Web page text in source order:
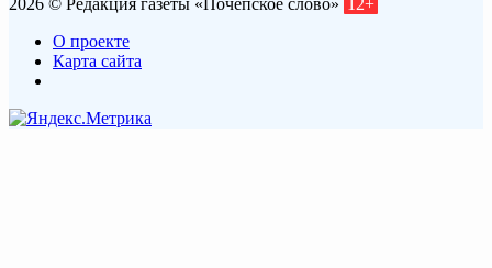
О проекте
Карта сайта